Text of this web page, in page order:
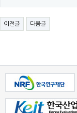
이전글 다음글